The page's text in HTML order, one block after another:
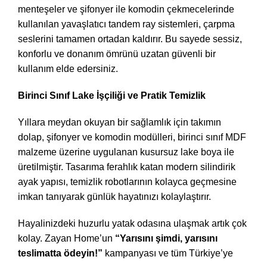
menteşeler ve şifonyer ile komodin çekmecelerinde
kullanılan yavaşlatıcı tandem ray sistemleri, çarpma
seslerini tamamen ortadan kaldırır. Bu sayede sessiz,
konforlu ve donanım ömrünü uzatan güvenli bir
kullanım elde edersiniz.
Birinci Sınıf Lake İşçiliği ve Pratik Temizlik
Yıllara meydan okuyan bir sağlamlık için takımın
dolap, şifonyer ve komodin modülleri, birinci sınıf MDF
malzeme üzerine uygulanan kusursuz lake boya ile
üretilmiştir. Tasarıma ferahlık katan modern silindirik
ayak yapısı, temizlik robotlarının kolayca geçmesine
imkan tanıyarak günlük hayatınızı kolaylaştırır.
Hayalinizdeki huzurlu yatak odasına ulaşmak artık çok
kolay. Zayan Home’un “Yarısını şimdi, yarısını
teslimatta ödeyin!” kampanyası ve tüm Türkiye’ye